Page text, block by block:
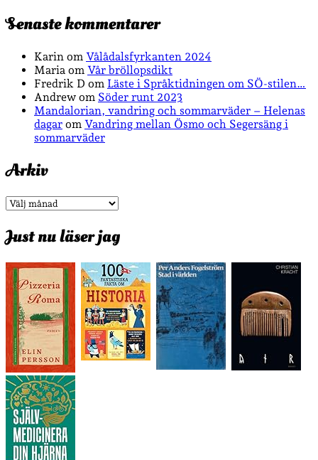
Senaste kommentarer
Karin om Vålådalsfyrkanten 2024
Maria om Vår bröllopsdikt
Fredrik D om Läste i Språktidningen om SÖ-stilen…
Andrew om Söder runt 2023
Mandalorian, vandring och sommarväder – Helenas
dagar om Vandring mellan Ösmo och Segersäng i
sommarväder
Arkiv
Arkiv
Just nu läser jag